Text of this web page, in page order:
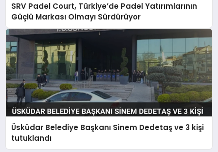
SRV Padel Court, Türkiye’de Padel Yatırımlarının
Güçlü Markası Olmayı Sürdürüyor
Üsküdar Belediye Başkanı Sinem Dedetaş ve 3 kişi
tutuklandı